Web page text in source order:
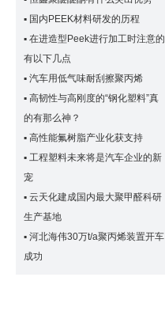
▪ 国内PEEK材料研发的历程
▪ 在进造型Peek进行加工时注意的
有以下几点
▪ 汽车用低气味耐刮擦聚丙烯
▪ 高韧性与高刚度的“钢化塑料”真
的有那么神？
▪ 高性能氟树脂产业化获支持
▪ 工程塑料未来将是汽车企业的新
宠
▪ 云天化建成国内最大聚甲醛科研
生产基地
▪ 河北海伟30万t/a聚丙烯装置开车
成功